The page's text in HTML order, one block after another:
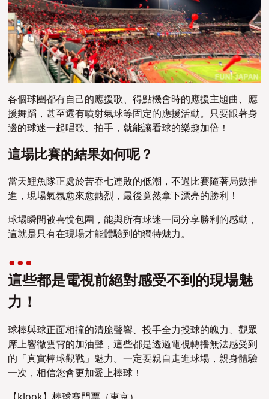
各個球團都有自己的應援歌、得點機會時的應援主題曲、應
援舞蹈，甚至還有噴射氣球等固定的應援活動。只要跟著身
邊的球迷一起唱歌、拍手，就能讓看球的樂趣加倍！
這場比賽的結果如何呢？
當天鯉魚隊正處於苦吞七連敗的低潮，不過比賽隨著局數推
進，現場氣氛愈來愈熱烈，最後竟然拿下漂亮的勝利！
球場瞬間被喜悅包圍，能與所有球迷一同分享勝利的感動，
這就是只有在現場才能體驗到的獨特魅力。
這些都是電視前絕對感受不到的現場魅
力！
球棒與球正面相撞的清脆聲響、投手全力投球的魄力、觀眾
席上響徹雲霄的加油聲，這些都是透過電視轉播無法感受到
的「真實棒球觀戰」魅力。一定要親自走進球場，親身體驗
一次，相信您會更加愛上棒球！